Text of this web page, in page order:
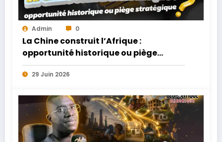
Admin 0
La Chine construit l’Afrique :
opportunité historique ou piège
stratégique ?
29 Juin 2026